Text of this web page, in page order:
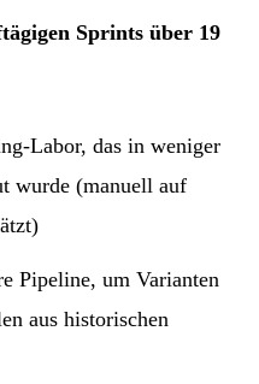
Sprints über 19
Labor, das in weniger
wurde (manuell auf
Pipeline, um Varianten
aus historischen